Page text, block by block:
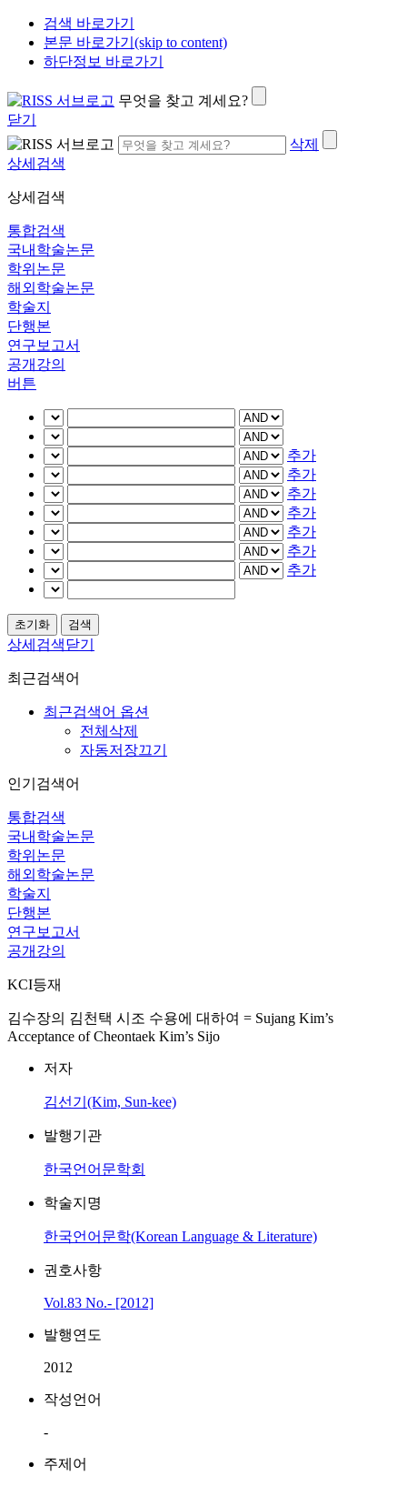
검색 바로가기
본문 바로가기(skip to content)
하단정보 바로가기
무엇을 찾고 계세요?
닫기
삭제
상세검색
상세검색
통합검색
국내학술논문
학위논문
해외학술논문
학술지
단행본
연구보고서
공개강의
버튼
추가
추가
추가
추가
추가
추가
추가
상세검색닫기
최근검색어
최근검색어 옵션
전체삭제
자동저장끄기
인기검색어
통합검색
국내학술논문
학위논문
해외학술논문
학술지
단행본
연구보고서
공개강의
KCI등재
김수장의 김천택 시조 수용에 대하여 = Sujang Kim’s
Acceptance of Cheontaek Kim’s Sijo
저자
김선기(Kim, Sun-kee)
발행기관
한국언어문학회
학술지명
한국언어문학(Korean Language & Literature)
권호사항
Vol.83 No.- [2012]
발행연도
2012
작성언어
-
주제어